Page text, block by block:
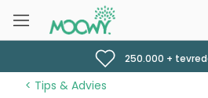
250.000 +
Tips & Advies